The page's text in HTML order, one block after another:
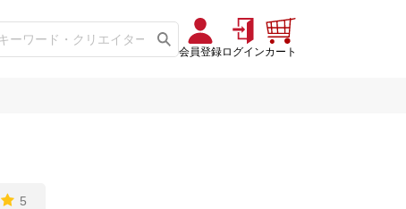
会員登録ログインカート
5